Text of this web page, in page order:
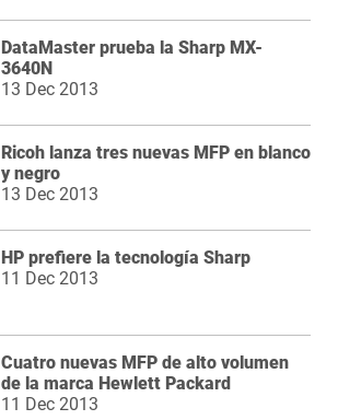
DataMaster prueba la Sharp MX-
3640N
13 Dec 2013
Ricoh lanza tres nuevas MFP en blanco
y negro
13 Dec 2013
HP prefiere la tecnología Sharp
11 Dec 2013
Cuatro nuevas MFP de alto volumen
de la marca Hewlett Packard
11 Dec 2013